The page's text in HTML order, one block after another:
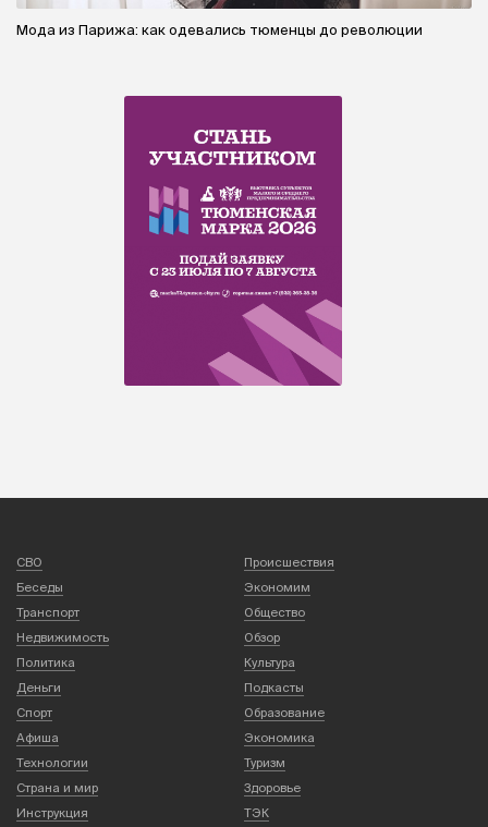
Мода из Парижа: как одевались тюменцы до революции
СВО
Происшествия
Беседы
Экономим
Транспорт
Общество
Недвижимость
Обзор
Политика
Культура
Деньги
Подкасты
Спорт
Образование
Афиша
Экономика
Технологии
Туризм
Страна и мир
Здоровье
Инструкция
ТЭК